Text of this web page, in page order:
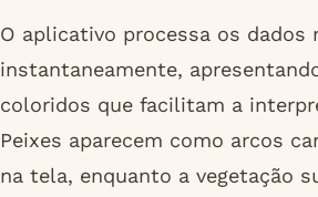
O aplicativo processa os dados
instantaneamente,
coloridos que facilitam a
Peixes aparecem como arcos
na tela, enquanto a vegetação